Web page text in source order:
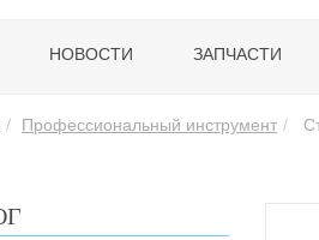
НОВОСТИ ЗАПЧАСТИ
Профессиональный инструмент